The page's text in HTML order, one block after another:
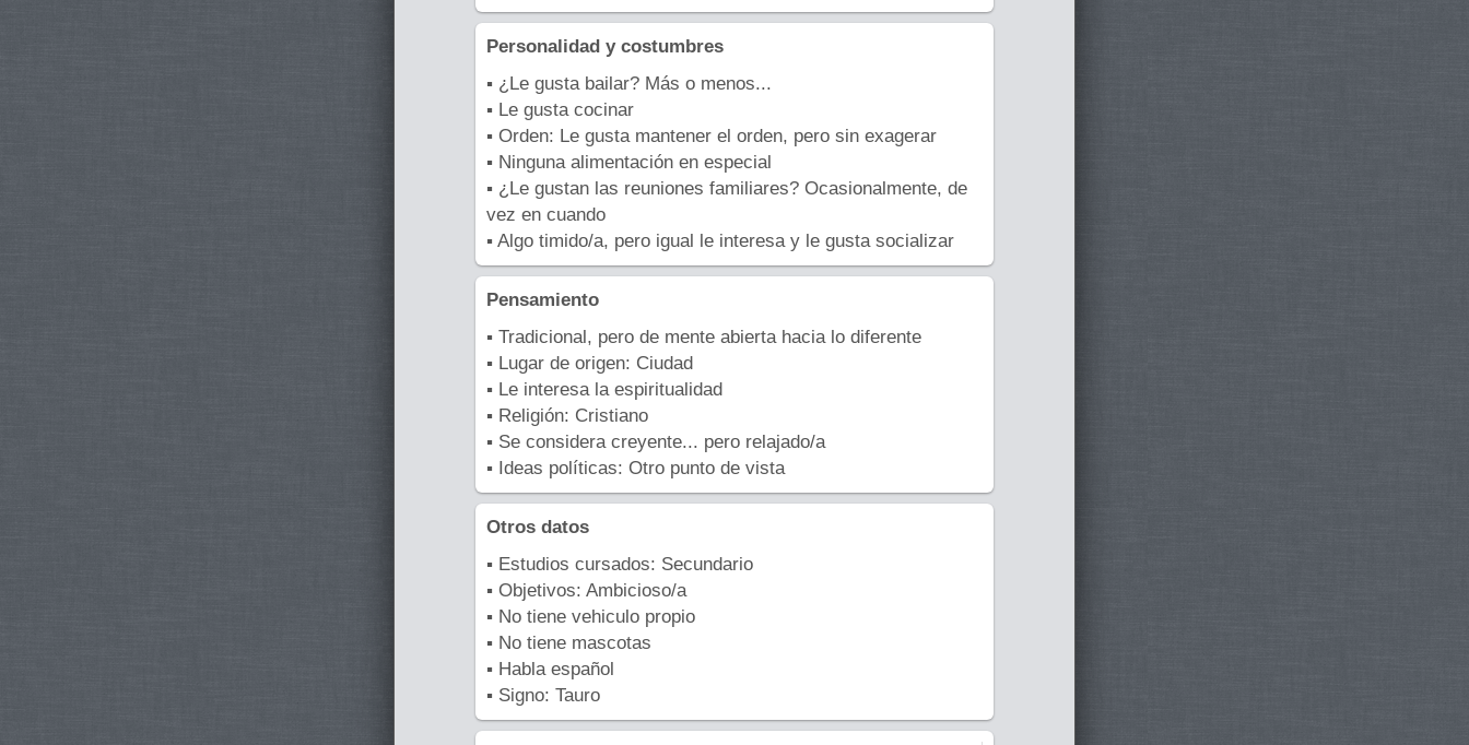
Personalidad y costumbres
▪ ¿Le gusta bailar? Más o menos...
▪ Le gusta cocinar
▪ Orden: Le gusta mantener el orden, pero sin exagerar
▪ Ninguna alimentación en especial
▪ ¿Le gustan las reuniones familiares? Ocasionalmente, de
vez en cuando
▪ Algo timido/a, pero igual le interesa y le gusta socializar
Pensamiento
▪ Tradicional, pero de mente abierta hacia lo diferente
▪ Lugar de origen: Ciudad
▪ Le interesa la espiritualidad
▪ Religión: Cristiano
▪ Se considera creyente... pero relajado/a
▪ Ideas políticas: Otro punto de vista
Otros datos
▪ Estudios cursados: Secundario
▪ Objetivos: Ambicioso/a
▪ No tiene vehiculo propio
▪ No tiene mascotas
▪ Habla español
▪ Signo: Tauro